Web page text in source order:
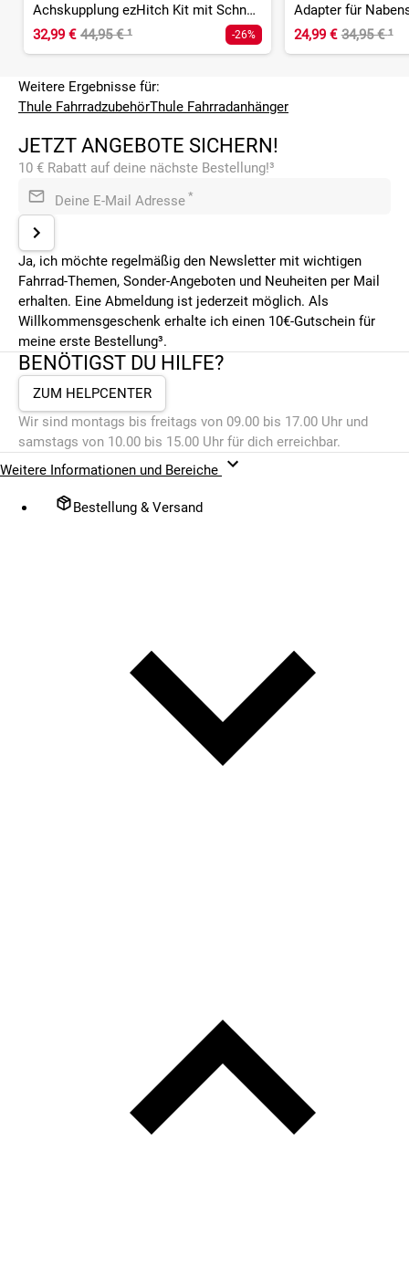
Achskupplung ezHitch Kit mit Schnellspanner
32,99 € 44,95 €¹ -26% 24,99 € 34,95 €¹
Weitere Ergebnisse für:
Thule FahrradzubehörThule Fahrradanhänger
JETZT ANGEBOTE SICHERN!
10 € Rabatt auf deine nächste Bestellung!³
Deine E-Mail Adresse *
Ja, ich möchte regelmäßig den Newsletter mit wichtigen
Fahrrad-Themen, Sonder-Angeboten und Neuheiten per Mail
erhalten. Eine Abmeldung ist jederzeit möglich. Als
Willkommensgeschenk erhalte ich einen 10€-Gutschein für
meine erste Bestellung³.
BENÖTIGST DU HILFE?
ZUM HELPCENTER
Wir sind montags bis freitags von 09.00 bis 17.00 Uhr und
samstags von 10.00 bis 15.00 Uhr für dich erreichbar.
Weitere Informationen und Bereiche
Bestellung & Versand